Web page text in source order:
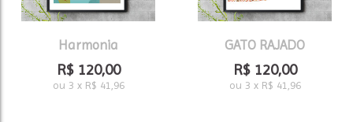
Harmonia
R$ 120,00
ou 3 x R$ 41,96
GATO RAJADO
R$ 120,00
ou 3 x R$ 41,96